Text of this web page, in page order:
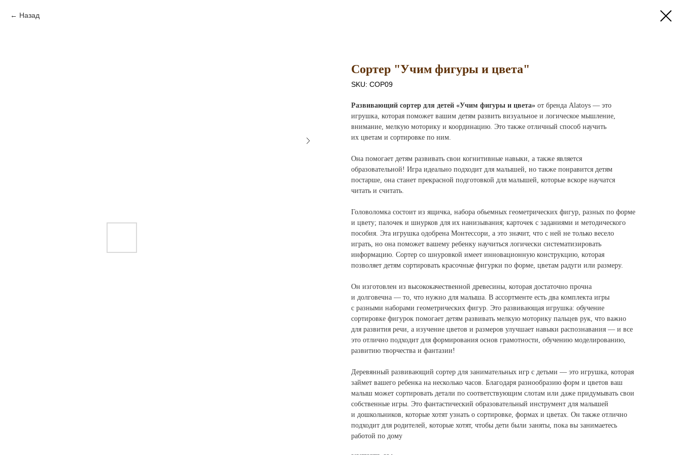
Назад
Сортер "Учим фигуры и цвета"
SKU: СОР09
Развивающий сортер для детей «Учим фигуры и цвета» от бренда Alatoys — это
игрушка, которая поможет вашим детям развить визуальное и логическое мышление,
внимание, мелкую моторику и координацию. Это также отличный способ научить
их цветам и сортировке по ним.
Она помогает детям развивать свои когнитивные навыки, а также является
образовательной! Игра идеально подходит для малышей, но также понравится детям
постарше, она станет прекрасной подготовкой для малышей, которые вскоре научатся
читать и считать.
Головоломка состоит из ящичка, набора обьемных геометрических фигур, разных по форме
и цвету; палочек и шнурков для их нанизывания; карточек с заданиями и методического
пособия. Эта игрушка одобрена Монтессори, а это значит, что с ней не только весело
играть, но она поможет вашему ребенку научиться логически систематизировать
информацию. Сортер со шнуровкой имеет инновационную конструкцию, которая
позволяет детям сортировать красочные фигурки по форме, цветам радуги или размеру.
Он изготовлен из высококачественной древесины, которая достаточно прочна
и долговечна — то, что нужно для малыша. В ассортменте есть два комплекта игры
с разными наборами геометрических фигур. Это развивающая игрушка: обучение
сортировке фигурок помогает детям развивать мелкую моторику пальцев рук, что важно
для развития речи, а изучение цветов и размеров улучшает навыки распознавания — и все
это отлично подходит для формирования основ грамотности, обучению моделированию,
развитию творчества и фантазии!
Деревянный развивающий сортер для занимательных игр с детьми — это игрушка, которая
займет вашего ребенка на несколько часов. Благодаря разнообразию форм и цветов ваш
малыш может сортировать детали по соответствующим слотам или даже придумывать свои
собственные игры. Это фантастический образовательный инструмент для малышей
и дошкольников, которые хотят узнать о сортировке, формах и цветах. Он также отлично
подходит для родителей, которые хотят, чтобы дети были заняты, пока вы занимаетесь
работой по дому